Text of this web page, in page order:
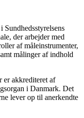
Sundhedsstyrelsens
der arbejder med
af måleinstrumenter,
målinger af indhold
er akkrediteret af
i Danmark. Det
lever op til anerkendte